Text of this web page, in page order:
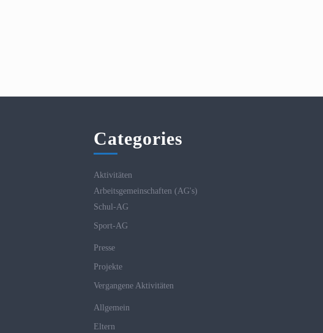
Categories
Aktivitäten
Arbeitsgemeinschaften (AG's)
Schul-AG
Sport-AG
Presse
Projekte
Vergangene Aktivitäten
Allgemein
Eltern